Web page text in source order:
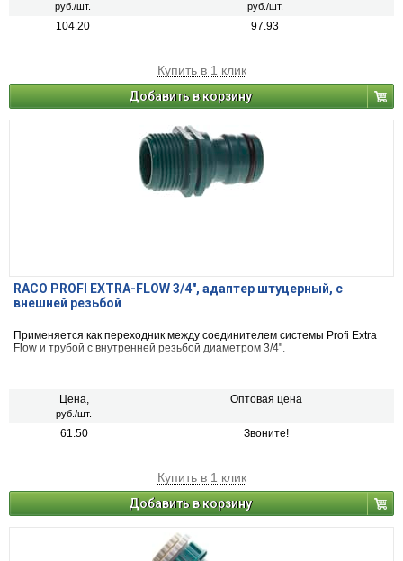
руб./шт. руб./шт.
104.20 97.93
Купить в 1 клик
Добавить в корзину
RACO PROFI EXTRA-FLOW 3/4", адаптер штуцерный, с
внешней резьбой
Применяется как переходник между соединителем системы Profi Extra
Flow и трубой с внутренней резьбой диаметром 3/4".
Цена,
руб./шт.
Оптовая цена
61.50 Звоните!
Купить в 1 клик
Добавить в корзину